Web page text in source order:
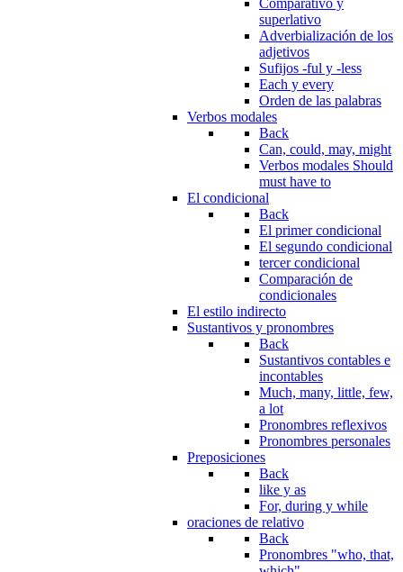
superlativo
Adverbialización de los
adjetivos
Sufijos -ful y -less
Each y every
Orden de las palabras
Verbos modales
Back
Can, could, may, might
Verbos modales Should
must have to
El condicional
Back
El primer condicional
El segundo condicional
tercer condicional
Comparación de
condicionales
El estilo indirecto
Sustantivos y pronombres
Back
Sustantivos contables e
incontables
Much, many, little, few,
a lot
Pronombres reflexivos
Pronombres personales
Preposiciones
Back
like y as
For, during y while
oraciones de relativo
Back
Pronombres "who, that,